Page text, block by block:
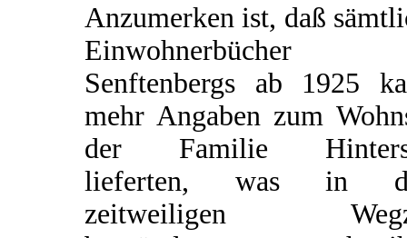
Anzumerken ist, daß
Einwohnerbücher
Senftenbergs ab 1925
mehr Angaben zum
der Familie
lieferten, was in
zeitweiligen